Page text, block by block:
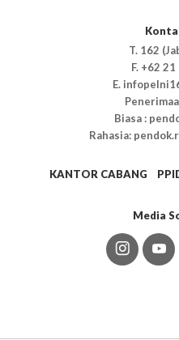
T. 162
F. +62
E.
Biasa :
Rahasia:
KANTOR CABANG
Media